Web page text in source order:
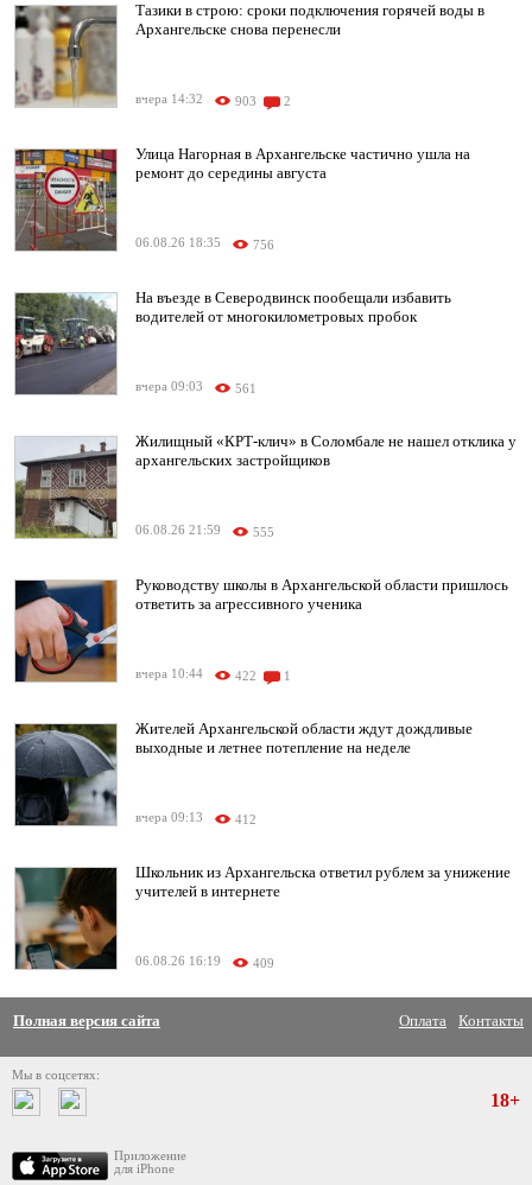
Тазики в строю: сроки подключения горячей воды в
Архангельске снова перенесли
вчера 14:32 903 2
Улица Нагорная в Архангельске частично ушла на
ремонт до середины августа
06.08.26 18:35 756
На въезде в Северодвинск пообещали избавить
водителей от многокилометровых пробок
вчера 09:03 561
Жилищный «КРТ-клич» в Соломбале не нашел отклика у
архангельских застройщиков
06.08.26 21:59 555
Руководству школы в Архангельской области пришлось
ответить за агрессивного ученика
вчера 10:44 422 1
Жителей Архангельской области ждут дождливые
выходные и летнее потепление на неделе
вчера 09:13 412
Школьник из Архангельска ответил рублем за унижение
учителей в интернете
06.08.26 16:19 409
Полная версия сайта Оплата Контакты
Мы в соцсетях:
Приложение
для iPhone
18+